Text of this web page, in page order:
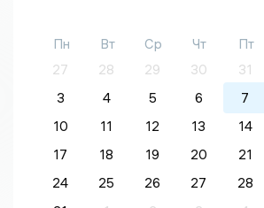
Пн Вт Ср Чт Пт
27
28 29 30 31
3
4 5 6 7
10
11 12 13 14
17
18 19 20 21
24
25 26 27 28